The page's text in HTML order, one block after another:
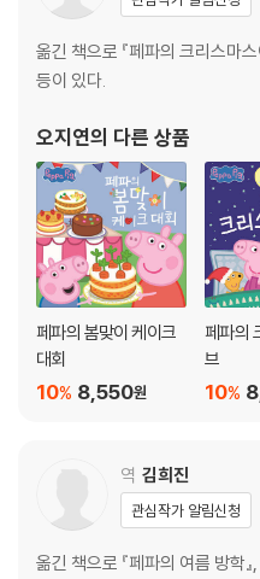
옮긴 책으로 『페파의 크리스마스
등이 있다.
오지연의 다른 상품
페파의 봄맞이 케이크
대회
8,550원
10%
페파의
브
10%
역 김희진
관심작가 알림신청
옮긴 책으로 『페파의 여름 방학』